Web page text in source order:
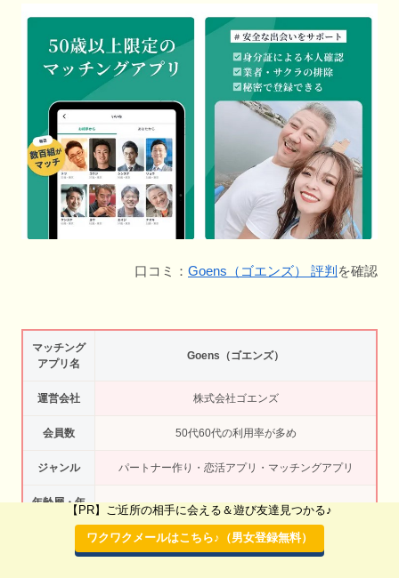
口コミ： Goens（ゴエンズ） 評判 を確認
マッチング
アプリ名
Goens（ゴエンズ）
運営会社 株式会社ゴエンズ
会員数 50代60代の利用率が多め
ジャンル パートナー作り・恋活アプリ・マッチングアプリ
年齢層・年
50代男女からのシニア世代メイン
出会いの目
真面目な恋活・婚活アプリ・シニア向けマッチングア
【PR】ご近所の相手に会える＆遊び友達見つかる♪
ワクワクメールはこちら♪（男女登録無料）